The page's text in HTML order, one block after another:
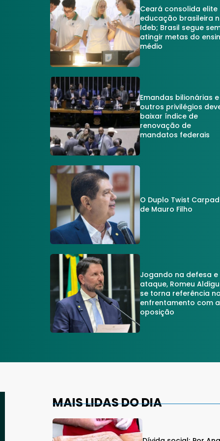
Ceará consolida elite
educação brasileira
Ideb; Brasil segue
atingir metas do
médio
Emandas bilionárias e
outros privilégios
baixar índice de
renovação de
mandatos federais
O Duplo Twist
de Mauro Filho
Jogando na defesa e
ataque, Romeu
se torna referência
enfrentamento com a
oposição
MAIS LIDAS DO DIA